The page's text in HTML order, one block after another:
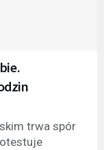
trwa spór